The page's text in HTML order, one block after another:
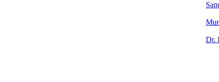
Dr.